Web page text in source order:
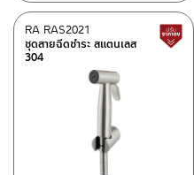
ชุดสายฉีดชำระ สแตนเลส
304
RA RAS2021